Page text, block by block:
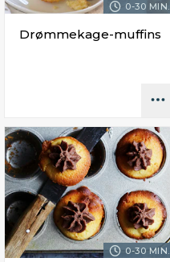
0-30 MIN.
Drømmekage-muffins
0-30 MIN.